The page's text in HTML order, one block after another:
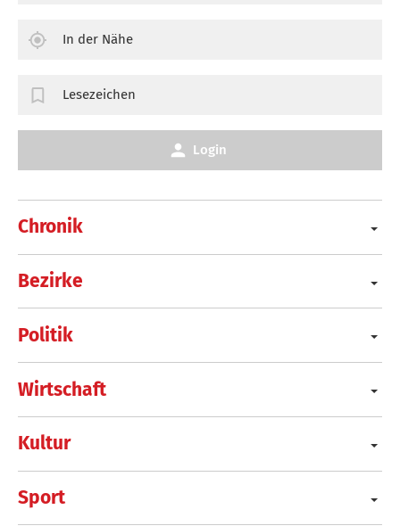
Chronik
Bezirke
Politik
Wirtschaft
Kultur
Sport
In der Nähe
Lesezeichen
Login